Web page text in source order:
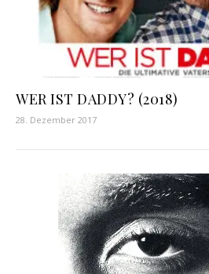
WER IST DADDY? (2018)
28. Dezember 2017